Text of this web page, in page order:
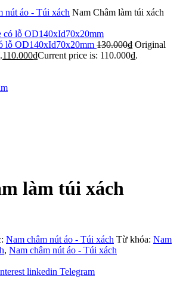
nút áo - Túi xách Nam Châm làm túi xách
lỗ OD140xId70x20mm 130.000₫ Original
110.000₫Current price is: 110.000₫.
làm túi xách
Nam châm nút áo - Túi xách Từ khóa: Nam
, Nam châm nút áo - Túi xách
linkedin Telegram